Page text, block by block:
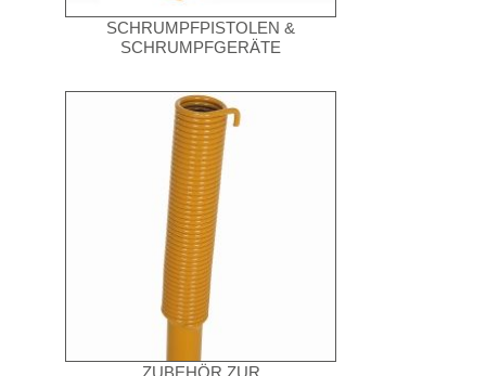
SCHRUMPFPISTOLEN &
SCHRUMPFGERÄTE
ZUBEHÖR ZUR